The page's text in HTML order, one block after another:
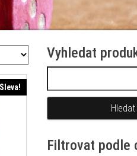
Sleva!
Vyhledat
Filtrovat podle